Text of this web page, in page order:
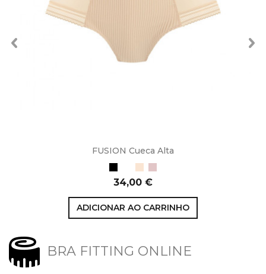
FUSION Cueca Alta
Preço
34,00 €
ADICIONAR AO CARRINHO
BRA FITTING ONLINE